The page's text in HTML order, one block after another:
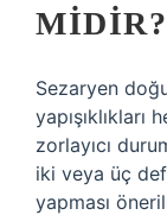
MIDIR?
Sezaryen
zorlayıcı
iki veya üç
yapması